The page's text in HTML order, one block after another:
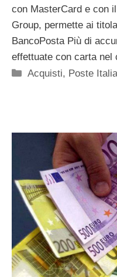
con MasterCard e con
Group, permette ai
BancoPosta Più di
effettuate con carta nel
Categorie
Acquisti, Poste